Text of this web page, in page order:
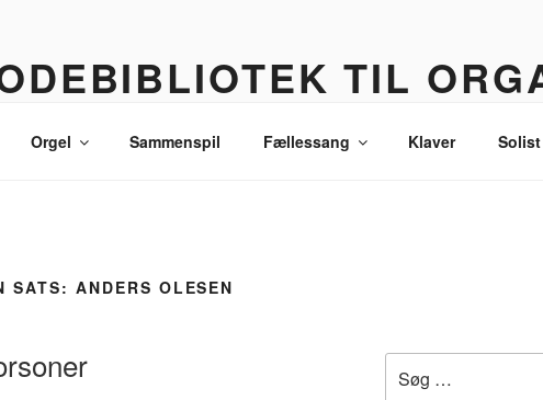
TIL
Orgel Sammenspil Fællessang Klaver Solist
SATS: ANDERS OLESEN
efter: